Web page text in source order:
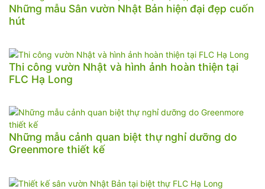
Những mẫu Sân vườn Nhật Bản hiện đại đẹp cuốn
hút
Thi công vườn Nhật và hình ảnh hoàn thiện tại
FLC Hạ Long
Những mẫu cảnh quan biệt thự nghỉ dưỡng do
Greenmore thiết kế